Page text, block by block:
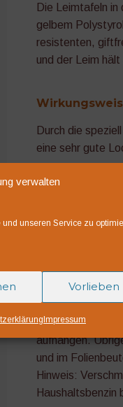
verwalten
unseren Service zu
Vorlieben
Impressum
Die Leimtafeln
gelbem
resistenten,
und der Leim
Durch die
eine sehr gute
Pro 5 m²
Länge werden
Insekten
sollten
Die Decktafel
durch Abziehen
Aufhängern
aufhängen.
und im
Hinweis:
Haushaltsbenzin